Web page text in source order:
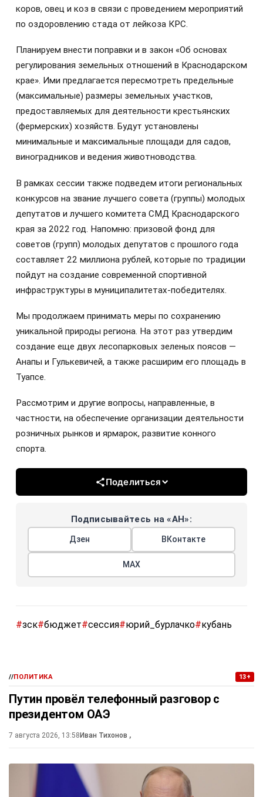
коров, овец и коз в связи с проведением мероприятий
по оздоровлению стада от лейкоза КРС.
Планируем внести поправки и в закон «Об основах
регулирования земельных отношений в Краснодарском
крае». Ими предлагается пересмотреть предельные
(максимальные) размеры земельных участков,
предоставляемых для деятельности крестьянских
(фермерских) хозяйств. Будут установлены
минимальные и максимальные площади для садов,
виноградников и ведения животноводства.
В рамках сессии также подведем итоги региональных
конкурсов на звание лучшего совета (группы) молодых
депутатов и лучшего комитета СМД Краснодарского
края за 2022 год. Напомню: призовой фонд для
советов (групп) молодых депутатов с прошлого года
составляет 22 миллиона рублей, которые по традиции
пойдут на создание современной спортивной
инфраструктуры в муниципалитетах-победителях.
Мы продолжаем принимать меры по сохранению
уникальной природы региона. На этот раз утвердим
создание еще двух лесопарковых зеленых поясов —
Анапы и Гулькевичей, а также расширим его площадь в
Туапсе.
Рассмотрим и другие вопросы, направленные, в
частности, на обеспечение организации деятельности
розничных рынков и ярмарок, развитие конного
спорта.
Поделиться
Подписывайтесь на «АН»:
Дзен ВКонтакте
МАХ
#зск#бюджет#сессия#юрий_бурлачко#кубань
//ПОЛИТИКА 13+
Путин провёл телефонный разговор с
президентом ОАЭ
7 августа 2026, 13:58 Иван Тихонов ,